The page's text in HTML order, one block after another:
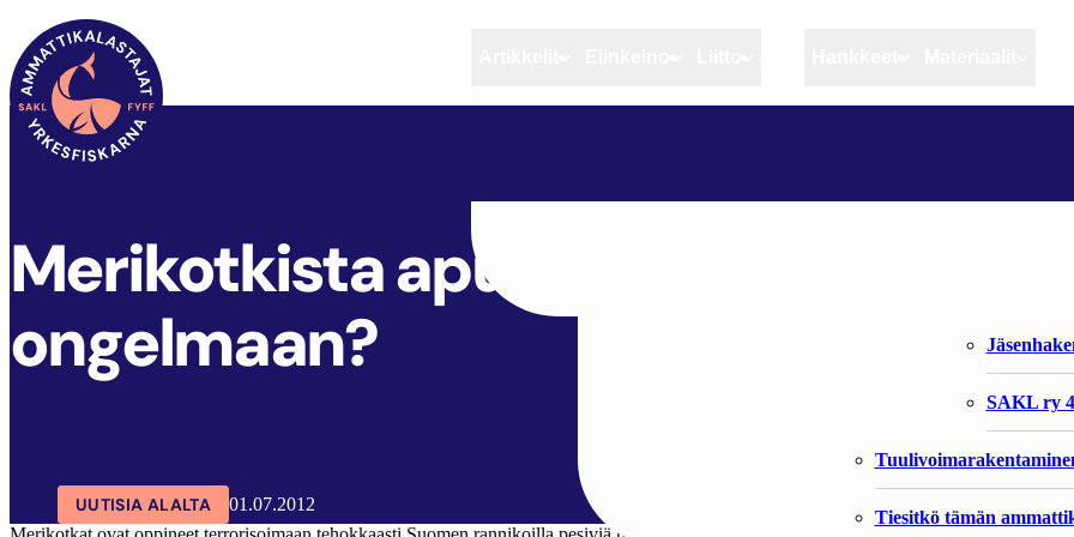
Artikkelit Elinkeino
Rannikko ja
Elinkeinokalatalouden
Kalat ja kalatalous
Vahinkoeläimet
Tiesitkö tämän
Liitto
Liiton
SAKL ry
SAKL ARTIKKELIT
Merikotkista apua merimetso-
ongelmaan?
UUTISIA ALALTA
01.07.2012